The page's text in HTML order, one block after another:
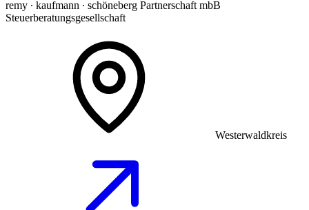
remy ∙ kaufmann ∙ schöneberg Partnerschaft mbB
Steuerberatungsgesellschaft
Westerwaldkreis